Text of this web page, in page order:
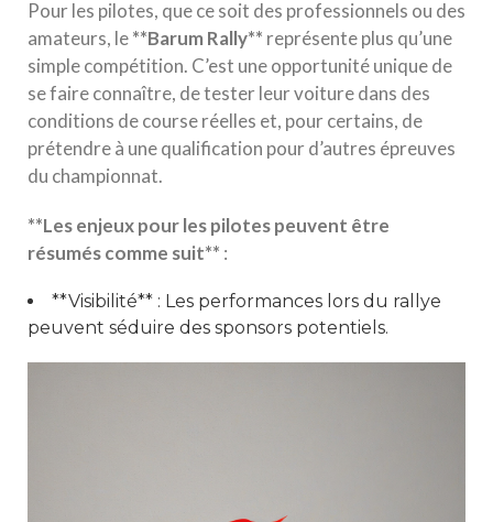
Pour les pilotes, que ce soit des professionnels ou des
amateurs, le**BarumRally** représente plus qu’une
simple compétition. C’est une opportunité unique de
se faire connaître, de tester leur voiture dans des
conditions de course réelles et, pour certains, de
prétendre à une qualification pour d’autres épreuves
du championnat.
**Lesenjeuxpourlespilotespeuvent être
résuméscomme suit** :
**Visibilité** : Les performances lors du rallye
peuvent séduire des sponsors potentiels.